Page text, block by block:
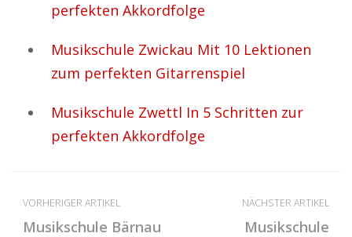
perfekten Akkordfolge
Musikschule Zwickau Mit 10 Lektionen
zum perfekten Gitarrenspiel
Musikschule Zwettl In 5 Schritten zur
perfekten Akkordfolge
VORHERIGER ARTIKEL
Musikschule Bärnau
NÄCHSTER ARTIKEL
Musikschule